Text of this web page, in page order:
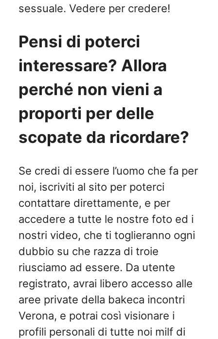
sessuale. Vedere per credere!
Pensi di poterci
interessare? Allora
perché non vieni a
proporti per delle
scopate da ricordare?
Se credi di essere l’uomo che fa per
noi, iscriviti al sito per poterci
contattare direttamente, e per
accedere a tutte le nostre foto ed i
nostri video, che ti toglieranno ogni
dubbio su che razza di troie
riusciamo ad essere. Da utente
registrato, avrai libero accesso alle
aree private della bakeca incontri
Verona, e potrai così visionare i
profili personali di tutte noi milf di